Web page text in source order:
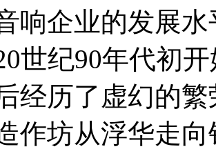
响企业的发展
纪90年代初开
经历了虚幻的
作坊从浮华走